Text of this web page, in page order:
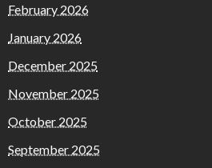
February 2026
January 2026
December 2025
November 2025
October 2025
September 2025